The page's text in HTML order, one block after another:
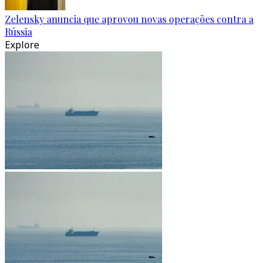
Zelensky anuncia que aprovou novas operações contra a
Rússia
Explore